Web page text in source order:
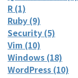
R (1)
Ruby (9)
Security (5)
Vim (10)
Windows (18)
WordPress (10)